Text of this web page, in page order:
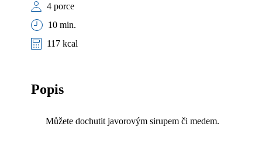
4 porce
10 min.
117 kcal
Popis
Můžete dochutit javorovým sirupem či medem.